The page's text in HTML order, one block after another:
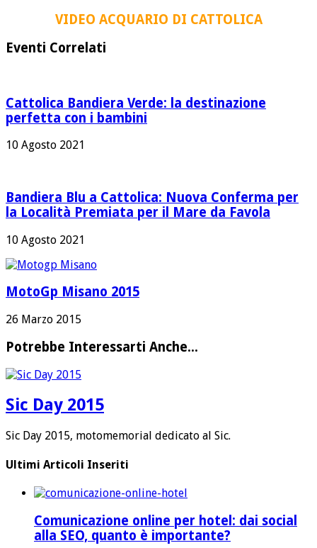
VIDEO ACQUARIO DI CATTOLICA
Eventi Correlati
Cattolica Bandiera Verde: la destinazione
perfetta con i bambini
10 Agosto 2021
Bandiera Blu a Cattolica: Nuova Conferma per
la Località Premiata per il Mare da Favola
10 Agosto 2021
MotoGp Misano 2015
26 Marzo 2015
Potrebbe Interessarti Anche...
Sic Day 2015
Sic Day 2015, motomemorial dedicato al Sic.
Ultimi Articoli Inseriti
Comunicazione online per hotel: dai social
alla SEO, quanto è importante?